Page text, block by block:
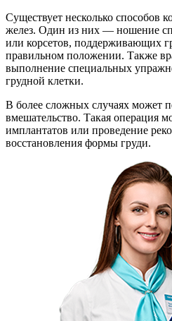
Существует несколько способов
желез. Один из них — ношение
или корсетов, поддерживающих
правильном положении. Также
выполнение специальных
грудной клетки.
В более сложных случаях может
вмешательство. Такая операция
имплантатов или проведение
восстановления формы груди.